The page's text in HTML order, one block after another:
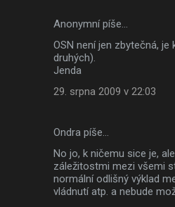
Anonymní píše…
OSN není jen zbytečná,
druhých).
Jenda
29. srpna 2009 v 22:03
Ondra píše…
No jo, k ničemu sice je,
záležitostmi mezi všemi
normální odlišný výklad
vládnutí atp. a nebude